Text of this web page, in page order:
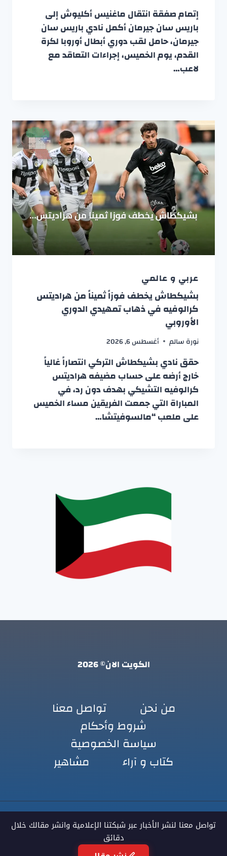
إتمام صفقة انتقال ماغنيس أكليوش إلى
باريس سان جيرمان أكمل نادي باريس سان
جيرمان، حامل لقب دوري أبطال أوروبا لكرة
القدم، يوم الخميس، إجراءات التعاقد مع
لاعب…
عربي و عالمي
بشيكطاش يخطف فوزاً ثميناً من هراديتس
كرالوفيه في ذهاب تمهيدي الدوري
الأوروبي
نورة سالم أغسطس 6, 2026
حقق نادي بشيكطاش التركي انتصاراً غالياً
خارج أرضه على حساب مضيفه هراديتس
كرالوفيه التشيكي بهدف دون رد، في
المباراة التي جمعت الفريقين مساء الخميس
على ملعب “مالسوفيتشا…
الكويت الان© 2026
من نحن
تواصل معنا
شروط وأحكام
سياسة الخصوصية
كتاب و آراء
مشاهير
تواصل معنا لنشر الأخبار عبر شبكتنا الإعلامية وانشر مقالك خلال
دقائق